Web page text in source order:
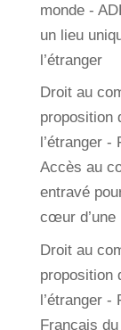
monde -
un lieu
l’étranger
Droit au
proposition
l’étranger
Accès au
entravé
cœur d’une
Droit au
proposition
l’étranger -
Français